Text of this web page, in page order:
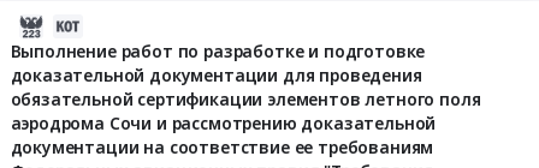
Выполнение работ по разработке и подготовке
доказательной документации для проведения
обязательной сертификации элементов летного поля
аэродрома Сочи и рассмотрению доказательной
документации на соответствие ее требованиям